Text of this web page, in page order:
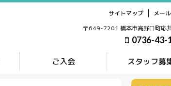
サイトマップ メー
0736-43-
〒649-7201 橋本市高野口町応
ご入会 スタッフ募